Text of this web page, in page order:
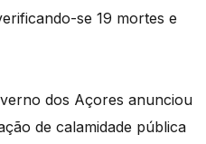
se 19 mortes e
dos Açores anunciou
de calamidade pública